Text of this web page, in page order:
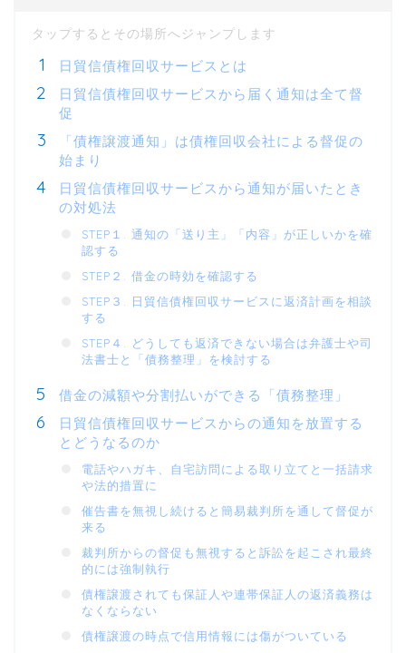
日貿信債権回収サービスとは
日貿信債権回収サービスから届く通知は全て督
促
「債権譲渡通知」は債権回収会社による督促の
始まり
日貿信債権回収サービスから通知が届いたとき
の対処法
STEP１. 通知の「送り主」「内容」が正しいかを確
認する
STEP２. 借金の時効を確認する
STEP３. 日貿信債権回収サービスに返済計画を相談
する
STEP４. どうしても返済できない場合は弁護士や司
法書士と「債務整理」を検討する
借金の減額や分割払いができる「債務整理」
日貿信債権回収サービスからの通知を放置する
とどうなるのか
電話やハガキ、自宅訪問による取り立てと一括請求
や法的措置に
催告書を無視し続けると簡易裁判所を通して督促が
来る
裁判所からの督促も無視すると訴訟を起こされ最終
的には強制執行
債権譲渡されても保証人や連帯保証人の返済義務は
なくならない
債権譲渡の時点で信用情報には傷がついている